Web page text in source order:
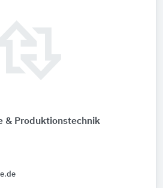
& Produktionstechnik